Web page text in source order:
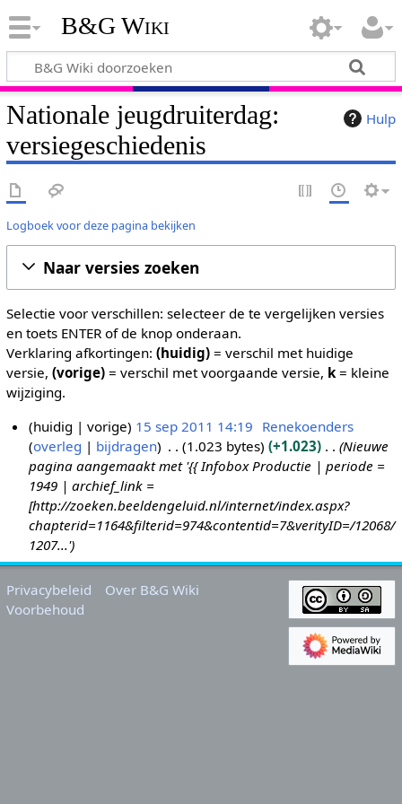
B&G Wiki
Hulp
Nationale jeugdruiterdag:
versiegeschiedenis
Logboek voor deze pagina bekijken
Naar versies zoeken
Selectie voor verschillen: selecteer de te vergelijken versies
en toets ENTER of de knop onderaan.
Verklaring afkortingen: (huidig)= verschil met huidige
versie, (vorige)= verschil met voorgaande versie, k= kleine
wijziging.
0
1
1
huidig vorige 15 sep 2011 14:19 Renekoenders
overleg
bijdragen 1.023 bytes +1.023
Nieuwe
pagina aangemaakt met '{{ Infobox Productie | periode =
1949 | archief_link =
[http://zoeken.beeldengeluid.nl/internet/index.aspx?
chapterid=1164&filterid=974&contentid=7&verityID=/12068/
1207...'
Privacybeleid
Over B&G Wiki
Voorbehoud